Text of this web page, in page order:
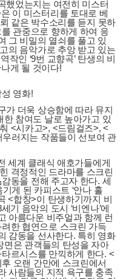
했었는지는 여전히 미스터
이 미스터리를 토대로 베
같은 박수소리를 듣지 못하
관중으로 향하게 하여 응
그 비밀의 열쇠를 풀고 있
의 음악가로 추앙 받고 있는
작인 ‘9번 교향곡’ 탄생의 비
게 될 것이다!
영화!
가 더욱 상승함에 따라 뮤지
참여도 날로 높아가고 있
<시카고>, <드림걸즈>, <
러지는 작품들이 선보여 관
세계 클래식 애호가들에게
격정적인 드라마를 스크린
동을 전해 주고자 한다. 세
게 된 카피스트 ‘안나 홀
<합창>이 탄생하기까지 비
기 음악의 도시 ‘비엔나’에
아름다운 비주얼과 함께 런
한 협연으로 스크린 가득
감동을 선사한다. 특히 영화
면은 관객들의 탄성을 자아
르시스를 만끽하게 한다. <
오랜 간만에 스크린에서
사람들의 지적 욕구를 충족